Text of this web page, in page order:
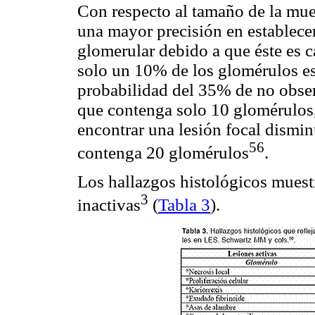
Con respecto al tamaño de la
una mayor precisión en
glomerular debido a que éste es
solo un 10% de los glomérulos
probabilidad del 35% de no
que contenga solo 10
encontrar una lesión focal
contenga 20 glomérulos56.
Los hallazgos histológicos
inactivas3 (Tabla 3).